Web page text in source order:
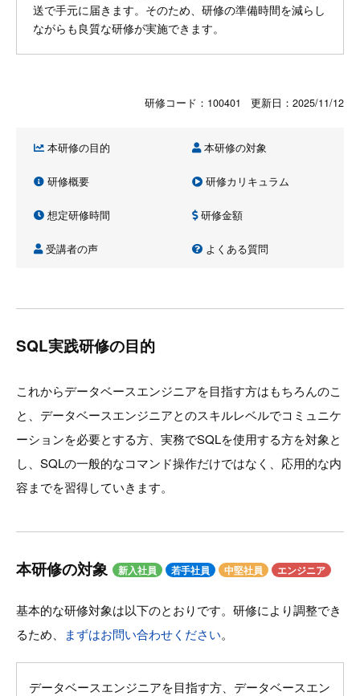
送で手元に届きます。そのため、研修の準備時間を減らし
ながらも良質な研修が実施できます。
研修コード：100401 更新日： 2025/11/12
本研修の目的 本研修の対象
研修概要 研修カリキュラム
想定研修時間 研修金額
受講者の声 よくある質問
SQL実践研修の目的
これからデータベースエンジニアを目指す方はもちろんのこ
と、データベースエンジニアとのスキルレベルでコミュニケ
ーションを必要とする方、実務でSQLを使用する方を対象と
し、SQLの一般的なコマンド操作だけではなく、応用的な内
容までを習得していきます。
本研修の対象 新入社員 若手社員 中堅社員 エンジニア
基本的な研修対象は以下のとおりです。研修により調整でき
るため、
まずはお問い合わせください。
データベースエンジニアを目指す方、データベースエン